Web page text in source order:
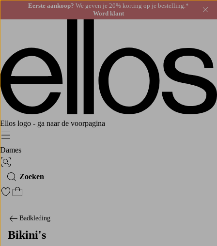
Eerste aankoop? We geven je 20% korting op je bestelling.*
Word klant
Ellos logo - ga naar de voorpagina
Menu
Dames
Afbeelding zoeken
Zoeken
Ga naar favoriete gemarkeerde producten
Ga naar het winkelmandje
Badkleding
Bikini's